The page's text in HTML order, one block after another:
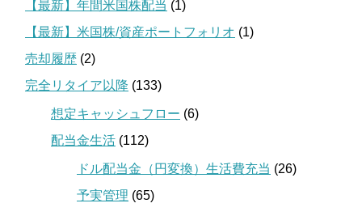
【最新】年間米国株配当 (1)
【最新】米国株/資産ポートフォリオ (1)
売却履歴 (2)
完全リタイア以降 (133)
想定キャッシュフロー (6)
配当金生活 (112)
ドル配当金（円変換）生活費充当 (26)
予実管理 (65)